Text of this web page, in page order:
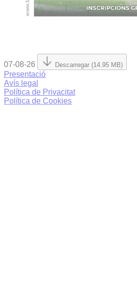
07-08-26 Descarregar (14.95 MB)
Presentació
Avís legal
Política de Privacitat
Política de Cookies